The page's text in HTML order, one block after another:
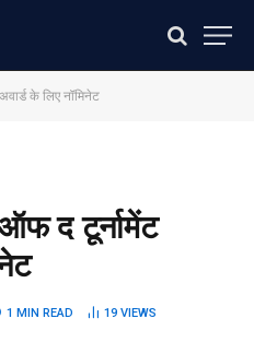
के लिए नॉमिनेट
द टूर्नामेंट
1 MIN READ 19VIEWS